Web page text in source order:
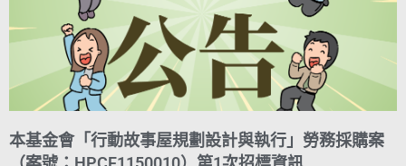
本基金會「行動故事屋規劃設計與執行」勞務採購案